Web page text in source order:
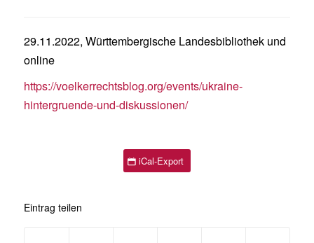
29.11.2022, Württembergische Landesbibliothek und
online
https://voelkerrechtsblog.org/events/ukraine-
hintergruende-und-diskussionen/
iCal-Export
Eintrag teilen